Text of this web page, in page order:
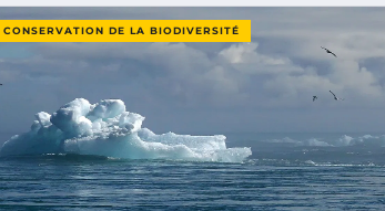
CONSERVATION DE LA BIODIVERSITÉ